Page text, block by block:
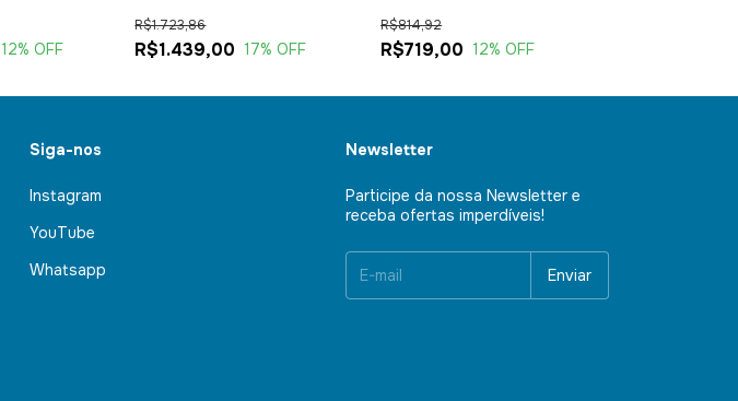
12% OFF R$1.439,00
R$1.723,86
17% OFF R$719,00
R$814,92
12% OFF
Siga-nos
Instagram
YouTube
Whatsapp
Newsletter
Participe da nossa Newsletter e
receba ofertas imperdíveis!